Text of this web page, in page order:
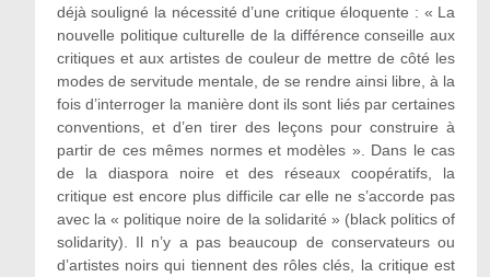
déjà souligné la nécessité d’une critique éloquente : « La
nouvelle politique culturelle de la différence conseille aux
critiques et aux artistes de couleur de mettre de côté les
modes de servitude mentale, de se rendre ainsi libre, à la
fois d’interroger la manière dont ils sont liés par certaines
conventions, et d’en tirer des leçons pour construire à
partir de ces mêmes normes et modèles ». Dans le cas
de la diaspora noire et des réseaux coopératifs, la
critique est encore plus difficile car elle ne s’accorde pas
avec la « politique noire de la solidarité » (black politics of
solidarity). Il n’y a pas beaucoup de conservateurs ou
d’artistes noirs qui tiennent des rôles clés, la critique est